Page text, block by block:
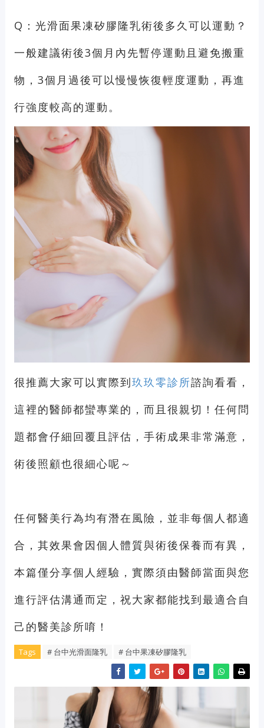
Q：光滑面果凍矽膠隆乳術後多久可以運動？
一般建議術後3個月內先暫停運動且避免搬重
物，3個月過後可以慢慢恢復輕度運動，再進
行強度較高的運動。
很推薦大家可以實際到玖玖零診所諮詢看看，
這裡的醫師都蠻專業的，而且很親切！任何問
題都會仔細回覆且評估，手術成果非常滿意，
術後照顧也很細心呢～
任何醫美行為均有潛在風險，並非每個人都適
合，其效果會因個人體質與術後保養而有異，
本篇僅分享個人經驗，實際須由醫師當面與您
進行評估溝通而定，祝大家都能找到最適合自
己的醫美診所唷！
Tags # 台中光滑面隆乳 # 台中果凍矽膠隆乳